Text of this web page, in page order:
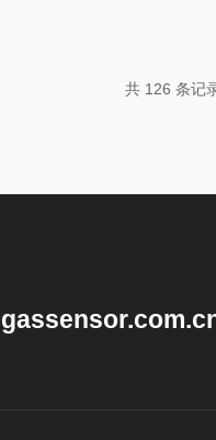
和设备，企业
共 126 条记